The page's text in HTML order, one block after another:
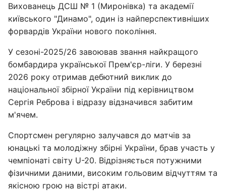
Вихованець ДСШ № 1 (Миронівка) та академії
київського "Динамо", один із найперспективніших
форвардів України нового покоління.
У сезоні-2025/26 завоював звання найкращого
бомбардира української Прем'єр-ліги. У березні
2026 року отримав дебютний виклик до
національної збірної України під керівництвом
Сергія Реброва і відразу відзначився забитим
м'ячем.
Спортсмен регулярно залучався до матчів за
юнацькі та молодіжну збірні України, брав участь у
чемпіонаті світу U-20. Відрізняється потужними
фізичними даними, високим гольовим відчуттям та
якісною грою на вістрі атаки.